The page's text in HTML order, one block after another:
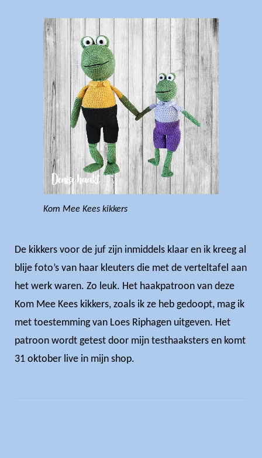
Kom Mee Kees kikkers
De kikkers voor de juf zijn inmiddels klaar en ik kreeg al
blije foto’s van haar kleuters die met de verteltafel aan
het werk waren. Zo leuk. Het haakpatroon van deze
Kom Mee Kees kikkers, zoals ik ze heb gedoopt, mag ik
met toestemming van Loes Riphagen uitgeven. Het
patroon wordt getest door mijn testhaaksters en komt
31 oktober live in mijn shop.